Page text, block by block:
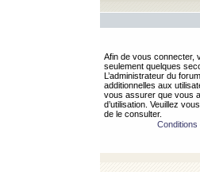
Afin de vous connecter,
seulement quelques
L’administrateur du
additionnelles aux
vous assurer que vous
d’utilisation. Veuillez
de le consulter.
Conditions